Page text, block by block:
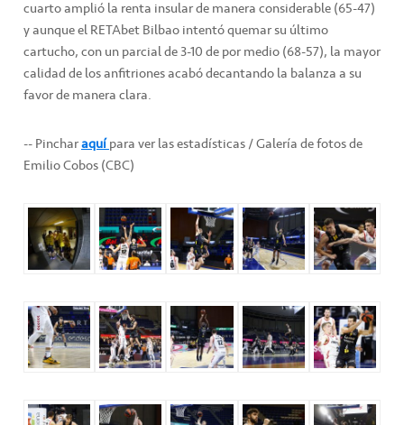
cuarto amplió la renta insular de manera considerable (65-47)
y aunque el RETAbet Bilbao intentó quemar su último
cartucho, con un parcial de 3-10 de por medio (68-57), la mayor
calidad de los anfitriones acabó decantando la balanza a su
favor de manera clara.
-- Pincharaquípara ver las estadísticas / Galería de fotos de
Emilio Cobos (CBC)